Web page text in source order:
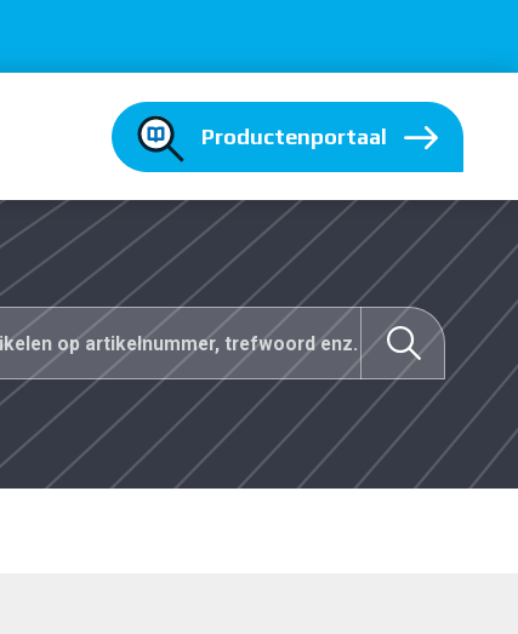
Productenportaal